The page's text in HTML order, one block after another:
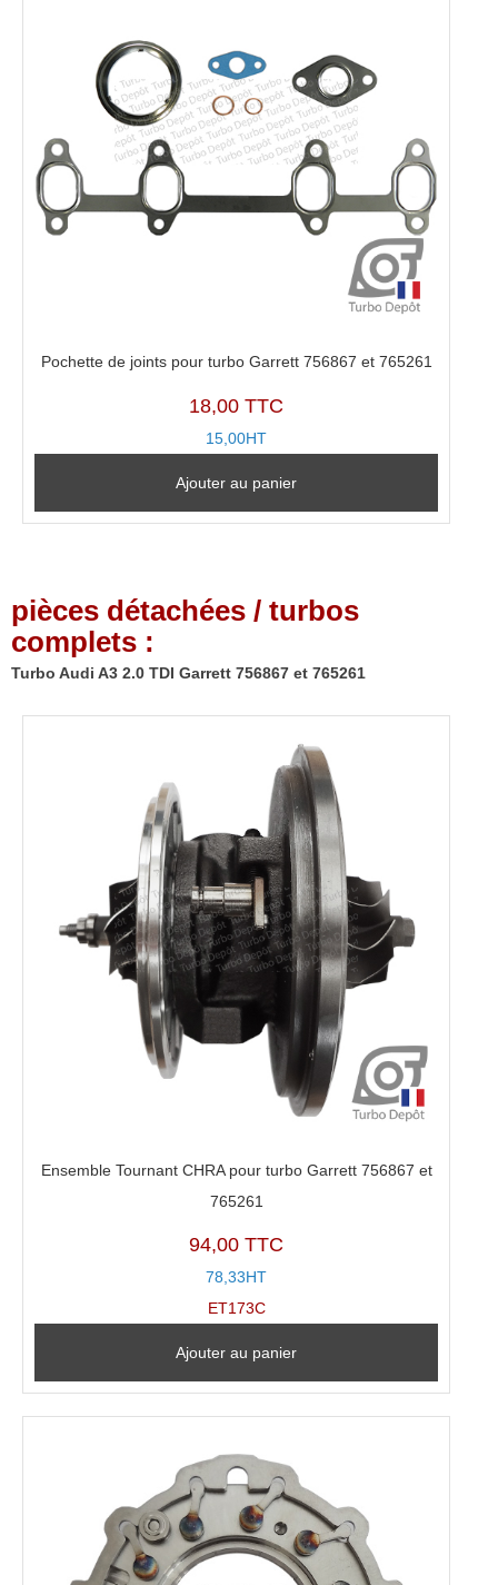
Pochette de joints pour turbo Garrett 756867 et 765261
18,00 TTC
15,00HT
Ajouter au panier
pièces détachées / turbos
complets :
Turbo Audi A3 2.0 TDI Garrett 756867 et 765261
Ensemble Tournant CHRA pour turbo Garrett 756867 et
765261
94,00 TTC
78,33HT
ET173C
Ajouter au panier